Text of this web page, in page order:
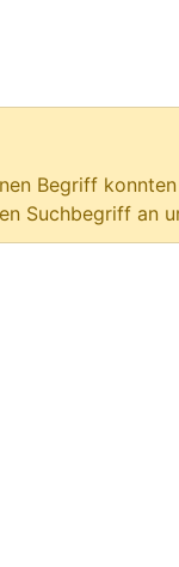
Begriff
Suchbegriff an